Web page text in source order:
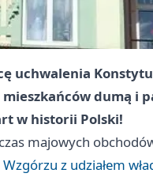
uchwalenia
dumą i
w historii Polski!
majowych
z udziałem